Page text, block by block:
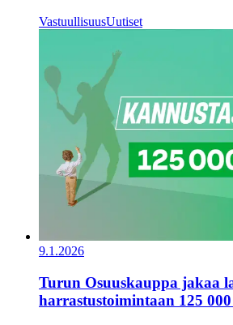
VastuullisuusUutiset
9.1.2026
Turun Osuuskauppa jakaa
harrastustoimintaan 125